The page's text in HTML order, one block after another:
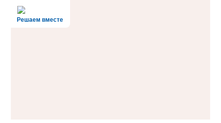
Решаем вместе